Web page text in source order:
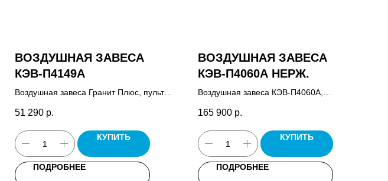
ВОЗДУШНАЯ ЗАВЕСА
КЭВ-П4149А
Воздушная завеса Гранит Плюс, пульт
зависимости от корпуса, комплект
крепежных кронштейнов, паспорт.
51 290 р.
КУПИТЬ
ПОДРОБНЕЕ
ВОЗДУШНАЯ ЗАВЕСА
КЭВ-П4060A НЕРЖ.
Воздушная завеса КЭВ-П4060А,
кронштейнов, паспорт.
165 900 р.
КУПИТЬ
ПОДРОБНЕЕ